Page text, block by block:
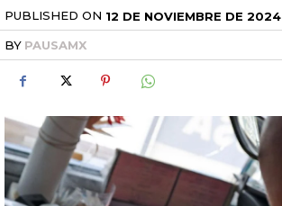
PUBLISHED ON 12 DE NOVIEMBRE DE 2024
BY PAUSAMX